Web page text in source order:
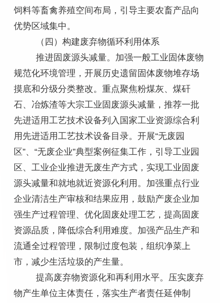
饲料等畜禽养殖空间布局，引导主要农畜产品向
优势区域集中。
（四）构建废弃物循环利用体系
推进固废源头减量。加强一般工业固体废物
规范化环境管理，开展历史遗留固体废物堆存场
摸底和分级分类整改。重点聚焦粉煤灰、煤矸
石、冶炼渣等大宗工业固废源头减量，推荐一批
先进适用工艺技术设备列入国家工业资源综合利
用先进适用工艺技术设备目录。开展“无废园
区”、“无废企业”典型案例征集工作，引导工业园
区、工业企业推进无废生产方式，实现工业固废
源头减量和就地就近资源化利用。加强重点行业
企业清洁生产审核和结果应用，鼓励产废企业加
强生产过程管理、优化固废处理工艺，提高固废
资源品质，降低综合利用难度。加强产品生产和
流通全过程管理，限制过度包装，组织净菜上
市，减少生活垃圾的产生量。
提高废弃物资源化和再利用水平。压实废弃
物产生单位主体责任，落实生产者责任延伸制